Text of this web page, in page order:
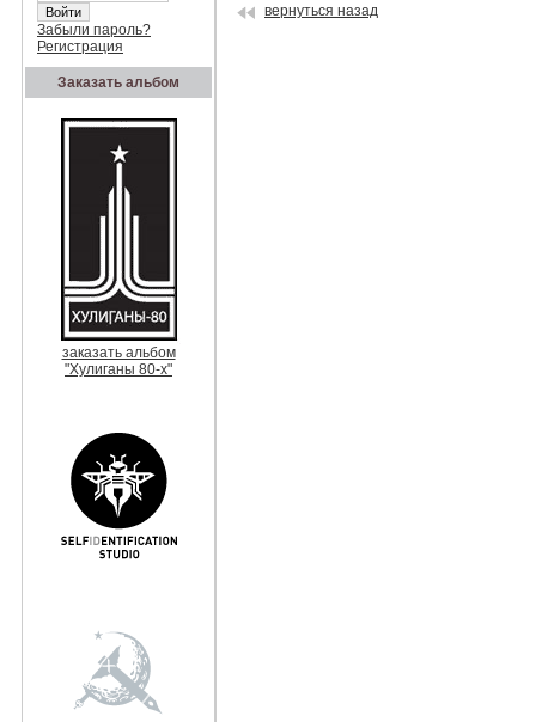
Забыли пароль?
Регистрация
Заказать альбом
заказать альбом
"Хулиганы 80-х"
вернуться назад